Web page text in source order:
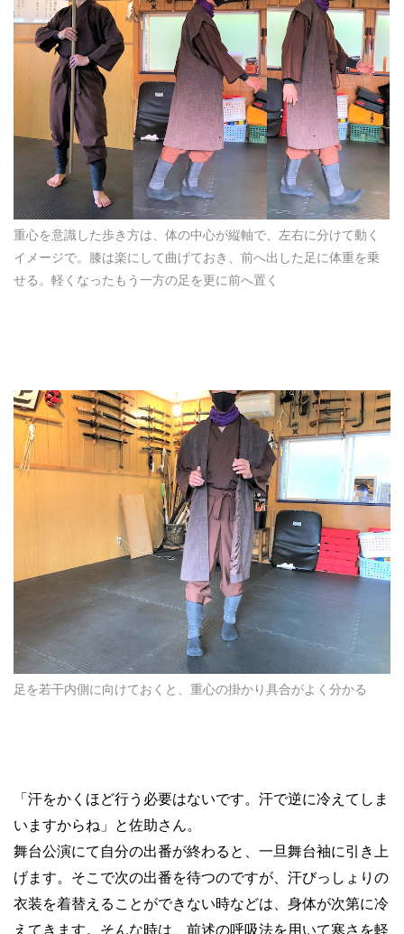
重心を意識した歩き方は、体の中心が縦軸で、左右に分けて動く
イメージで。膝は楽にして曲げておき、前へ出した足に体重を乗
せる。軽くなったもう一方の足を更に前へ置く
足を若干内側に向けておくと、重心の掛かり具合がよく分かる
「汗をかくほど行う必要はないです。汗で逆に冷えてしま
いますからね」と佐助さん。
舞台公演にて自分の出番が終わると、一旦舞台袖に引き上
げます。そこで次の出番を待つのですが、汗びっしょりの
衣装を着替えることができない時などは、身体が次第に冷
えてきます。そんな時は、前述の呼吸法を用いて寒さを軽